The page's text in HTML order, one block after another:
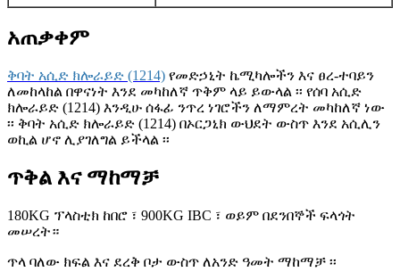
አጠቃቀም
ቅባት አሲድ ክሎራይድ (1214) የመድኃኒት ኬሚካሎችን እና ፀረ-ተባይን
ለመከላከል በዋናነት እንደ መካከለኛ ጥቅም ላይ ይውላል ፡፡ የሰባ አሲድ
ክሎራይድ (1214) እንዲሁ ሰፋፊ ንጥረ ነገሮችን ለማምረት መካከለኛ ነው
፡፡ ቅባት አሲድ ክሎራይድ (1214) በኦርጋኒክ ውህደት ውስጥ እንደ አሲሊን
ወኪል ሆኖ ሊያገለግል ይችላል ፡፡
ጥቅል እና ማከማቻ
180KG ፕላስቲክ ከበሮ ፣ 900KG IBC ፣ ወይም በደንበኞች ፍላጎት
መሠረት።
ጥላ ባለው ክፍል እና ደረቅ ቦታ ውስጥ ለአንድ ዓመት ማከማቻ ፡፡